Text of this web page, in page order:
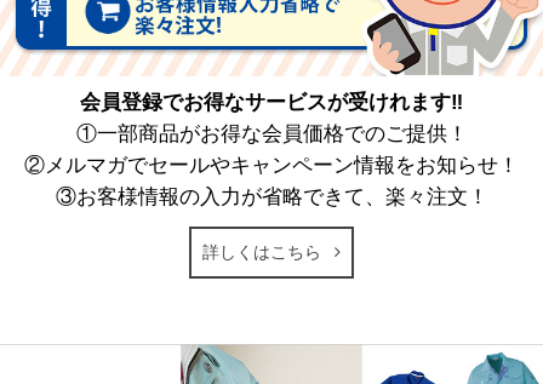
会員登録でお得なサービスが受けれます‼
①一部商品がお得な会員価格でのご提供！
②メルマガでセールやキャンペーン情報をお知らせ！
③お客様情報の入力が省略できて、楽々注文！
詳しくはこちら